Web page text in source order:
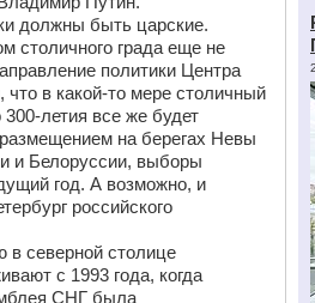
должны быть царские.
столичного града еще не
политики Центра
что в какой-то мере столичный
300-летия все же будет
на берегах Невы
и Белоруссии, выборы
год. А возможно, и
российского
северной столице
с 1993 года, когда
СНГ была